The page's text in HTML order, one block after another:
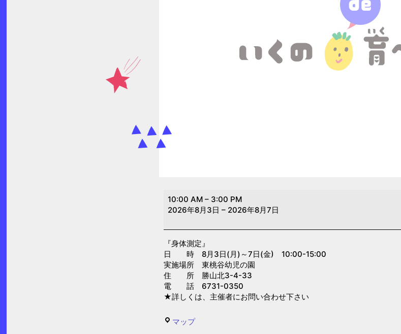
身
体
(東
桃
谷
幼
児
園）
10:00 AM – 3:00 PM
2026年8月3日 – 2026年8月7日
『身体測定』
日 時 8月3日(月)～7日(金) 10:00-15:00
実施場所 東桃谷幼児の園
住 所 勝山北3-4-33
電 話 6731-0350
★詳しくは、主催者にお問い合わせ下さい
マップ東